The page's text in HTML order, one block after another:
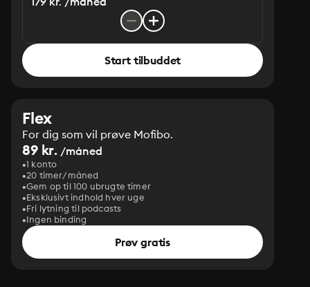
Start tilbuddet
Flex
For dig som vil prøve Mofibo.
89 kr. /måned
1 konto
20 timer/måned
Gem op til 100 ubrugte timer
Eksklusivt indhold hver uge
Fri lytning til podcasts
Ingen binding
Prøv gratis